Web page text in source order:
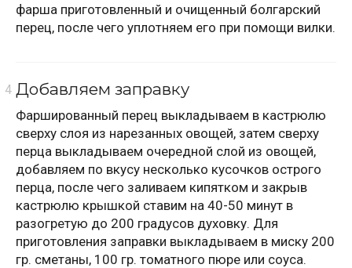
фарша приготовленный и очищенный болгарский
перец, после чего уплотняем его при помощи вилки.
Добавляем заправку
Фаршированный перец выкладываем в кастрюлю
сверху слоя из нарезанных овощей, затем сверху
перца выкладываем очередной слой из овощей,
добавляем по вкусу несколько кусочков острого
перца, после чего заливаем кипятком и закрыв
кастрюлю крышкой ставим на 40-50 минут в
разогретую до 200 градусов духовку. Для
приготовления заправки выкладываем в миску 200
гр. сметаны, 100 гр. томатного пюре или соуса.